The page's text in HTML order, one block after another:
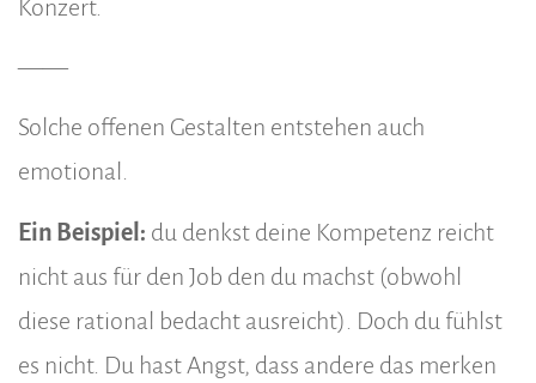
Konzert.
——
Solche offenen Gestalten entstehen auch
emotional.
Ein Beispiel: du denkst deine Kompetenz reicht
nicht aus für den Job den du machst (obwohl
diese rational bedacht ausreicht). Doch du fühlst
es nicht. Du hast Angst, dass andere das merken